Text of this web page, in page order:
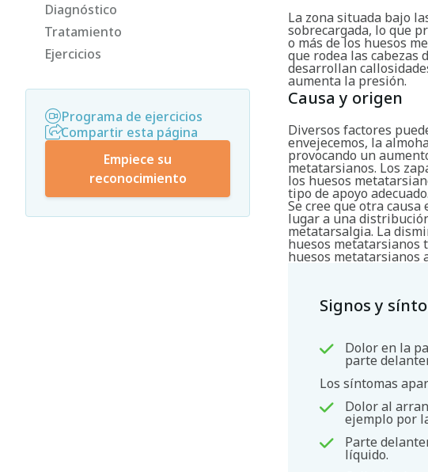
Diagnóstico
Tratamiento
Ejercicios
Programa de ejercicios
Compartir esta página
Empiece su
reconocimiento
La zona situada bajo
sobrecargada, lo que
o más de los huesos
que rodea las cabezas
desarrollan
aumenta la presión.
Causa y origen
Diversos factores
envejecemos, la
provocando un
metatarsianos. Los
los huesos
tipo de apoyo adecuado.
Se cree que otra
lugar a una
metatarsalgia. La
huesos metatarsianos
huesos metatarsianos
Signos y
Dolor en la
parte
Los síntomas
Dolor al
ejemplo por
Parte
líquido.